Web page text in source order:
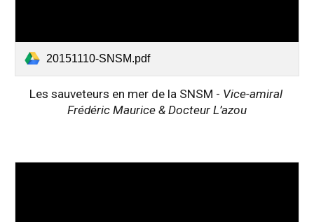
20151110-SNSM.pdf
Les sauveteurs en mer de la SNSM - Vice-amiral
Frédéric Maurice & Docteur L’azou